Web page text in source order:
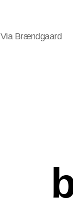
Via Brændgaard